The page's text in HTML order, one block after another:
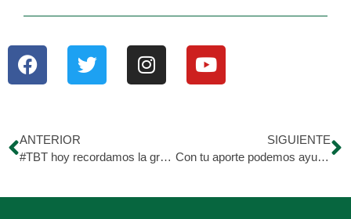
ANTERIOR
#TBT hoy recordamos la gran historia de Emmanuel
SIGUIENTE
Con tu aporte podemos ayudar a mas personas